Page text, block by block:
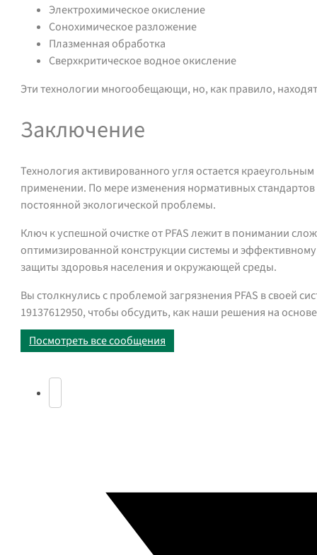
Электрохимическое окисление
Сонохимическое разложение
Плазменная обработка
Сверхкритическое водное окисление
Эти технологии многообещающи, но, как правило,
Заключение
Технология активированного угля остается
применении. По мере изменения нормативных
постоянной экологической проблемы.
Ключ к успешной очистке от PFAS лежит в понимании
оптимизированной конструкции системы и
защиты здоровья населения и окружающей среды.
Вы столкнулись с проблемой загрязнения PFAS в своей
19137612950, чтобы обсудить, как наши решения на
Посмотреть все сообщения